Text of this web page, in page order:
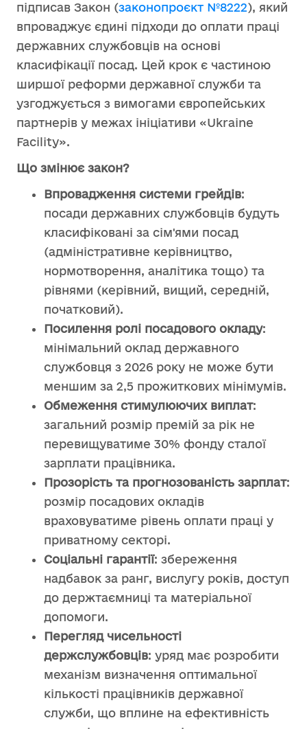
підписав Закон (законопроєкт №8222), який
впроваджує єдині підходи до оплати праці
державних службовців на основі
класифікації посад. Цей крок є частиною
ширшої реформи державної служби та
узгоджується з вимогами європейських
партнерів у межах ініціативи «Ukraine
Facility».
Що змінює закон?
Впровадження системи грейдів:
посади державних службовців будуть
класифіковані за сім'ями посад
(адміністративне керівництво,
нормотворення, аналітика тощо) та
рівнями (керівний, вищий, середній,
початковий).
Посилення ролі посадового окладу:
мінімальний оклад державного
службовця з 2026 року не може бути
меншим за 2,5 прожиткових мінімумів.
Обмеження стимулюючих виплат:
загальний розмір премій за рік не
перевищуватиме 30% фонду сталої
зарплати працівника.
Прозорість та прогнозованість зарплат:
розмір посадових окладів
враховуватиме рівень оплати праці у
приватному секторі.
Соціальні гарантії: збереження
надбавок за ранг, вислугу років, доступ
до держтаємниці та матеріальної
допомоги.
Перегляд чисельності
держслужбовців: уряд має розробити
механізм визначення оптимальної
кількості працівників державної
служби, що вплине на ефективність